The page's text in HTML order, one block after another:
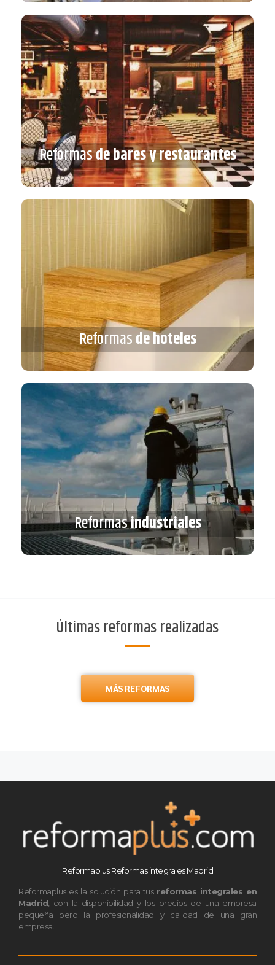
Reformasde bares y restaurantes
Reformasde bares y restaurantes
VER MÁS
Reformasde hoteles
Reformasde hoteles
VER MÁS
Reformasindustriales
Reformasindustriales
VER MÁS
Últimas reformas realizadas
MÁS REFORMAS
Reformaplus Reformas integrales Madrid
Reformaplus es la solución para tus reformas integrales en
Madrid, con la disponibilidad y los precios de una empresa
pequeña pero la profesionalidad y calidad de una gran
empresa.